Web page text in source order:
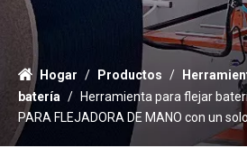
Hogar / Productos /
batería /
Herramienta para flejar
PARA FLEJADORA DE MANO con un